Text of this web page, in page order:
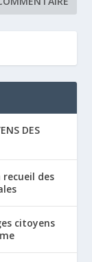
DES
des
citoyens